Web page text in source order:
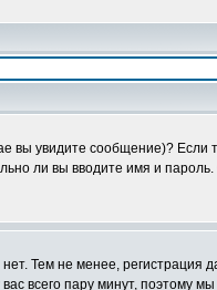
вы увидите сообщение)? Если
ли вы вводите имя и
Тем не менее, регистрация
всего пару минут, поэтому